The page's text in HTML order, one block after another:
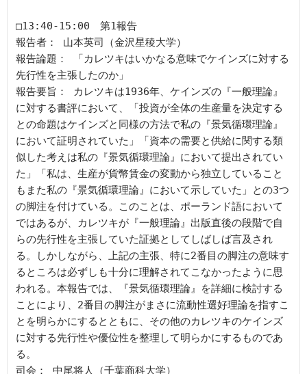
□13:40-15:00　第1報告
報告者： 山本英司（金沢星稜大学）
報告論題： 「カレツキはいかなる意味でケインズに対する
先行性を主張したのか」
報告要旨： カレツキは1936年、ケインズの『一般理論』
に対する書評において、「投資が全体の生産量を決定する
との命題はケインズと同様の方法で私の『景気循環理論』
において証明されていた」「資本の需要と供給に関する類
似した考えは私の『景気循環理論』において提出されてい
た」「私は、生産が貨幣賃金の変動から独立していること
もまた私の『景気循環理論』において示していた」との3つ
の脚注を付けている。このことは、ポーランド語において
ではあるが、カレツキが『一般理論』出版直後の段階で自
らの先行性を主張していた証拠としてしばしば言及され
る。しかしながら、上記の主張、特に2番目の脚注の意味す
るところは必ずしも十分に理解されてこなかったように思
われる。本報告では、『景気循環理論』を詳細に検討する
ことにより、2番目の脚注がまさに流動性選好理論を指すこ
とを明らかにするとともに、その他のカレツキのケインズ
に対する先行性や優位性を整理して明らかにするものであ
る。
司会： 中尾将人（千葉商科大学）